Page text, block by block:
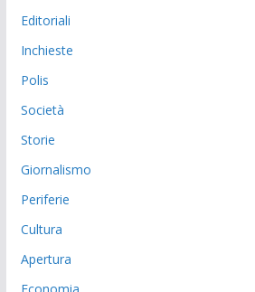
Editoriali
Inchieste
Polis
Società
Storie
Giornalismo
Periferie
Cultura
Apertura